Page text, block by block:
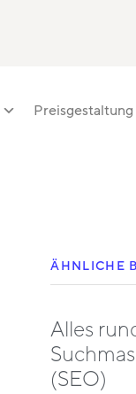
Preisgestaltung
ÄHNLICHE
Alles
(SEO)